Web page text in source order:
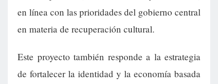
en línea con las prioridades del gobierno central
en materia de recuperación cultural.
Este proyecto también responde a la estrategia
de fortalecer la identidad y la economía basada